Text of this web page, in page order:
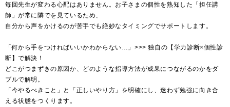
毎回先生が変わる心配はありません。お子さまの個性を熟知した「担任講
師」が常に隣でを見ているため、
自分から声をかけるのが苦手でも絶妙なタイミングでサポートします。
「何から手をつければいいかわからない…」>>> 独自の【学力診断×個性診
断】で解決！
どこがつまずきの原因か、どのような指導方法が成果につながるのかをダ
ブルで解明。
「今やるべきこと」と「正しいやり方」を明確にし、迷わず勉強に向き合
える状態をつくります。